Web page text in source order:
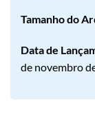
Tamanho do
Data de
de novembro